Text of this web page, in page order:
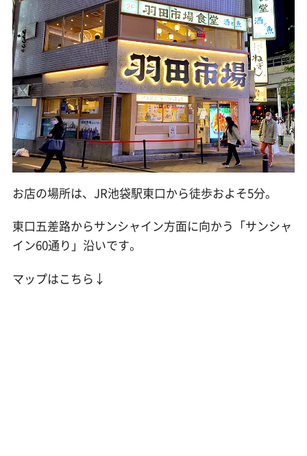
お店の場所は、JR池袋駅東口から徒歩およそ5分。
東口五差路からサンシャイン方面に向かう「サンシャ
イン60通り」沿いです。
マップはこちら↓